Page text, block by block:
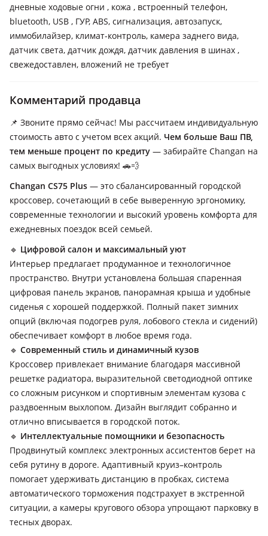
дневные ходовые огни , кожа , встроенный телефон,
bluetooth, USB , ГУР, ABS, сигнализация, автозапуск,
иммобилайзер, климат-контроль, камера заднего вида,
датчик света, датчик дождя, датчик давления в шинах ,
свежедоставлен, вложений не требует
Комментарий продавца
📌 Звоните прямо сейчас! Мы рассчитаем индивидуальную
стоимость авто с учетом всех акций. Чем больше Ваш ПВ,
тем меньше процент по кредиту — забирайте Changan на
самых выгодных условиях! 🚗💨
Changan CS75 Plus — это сбалансированный городской
кроссовер, сочетающий в себе выверенную эргономику,
современные технологии и высокий уровень комфорта для
ежедневных поездок всей семьей.
🔹 Цифровой салон и максимальный уют
Интерьер предлагает продуманное и технологичное
пространство. Внутри установлена большая спаренная
цифровая панель экранов, панорамная крыша и удобные
сиденья с хорошей поддержкой. Полный пакет зимних
опций (включая подогрев руля, лобового стекла и сидений)
обеспечивает комфорт в любое время года.
🔹 Современный стиль и динамичный кузов
Кроссовер привлекает внимание благодаря массивной
решетке радиатора, выразительной светодиодной оптике
со сложным рисунком и спортивным элементам кузова с
раздвоенным выхлопом. Дизайн выглядит собранно и
отлично вписывается в городской поток.
🔹 Интеллектуальные помощники и безопасность
Продвинутый комплекс электронных ассистентов берет на
себя рутину в дороге. Адаптивный круиз–контроль
помогает удерживать дистанцию в пробках, система
автоматического торможения подстрахует в экстренной
ситуации, а камеры кругового обзора упрощают парковку в
тесных дворах.